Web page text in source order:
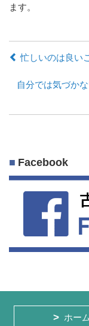
ます。
忙しいのは良い
自分では気づか
Facebook
ホーム